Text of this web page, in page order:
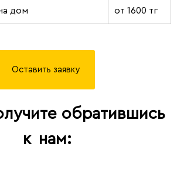
дом от 1600 тг
Оставить заявку
обратившись
к нам: